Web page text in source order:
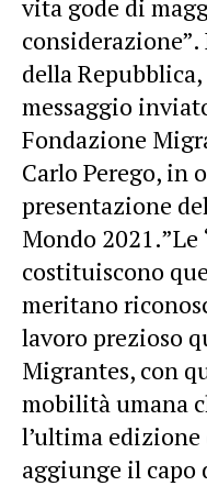
vita gode di
della
messaggio
Fondazione
Carlo Perego, in
presentazione
Mondo 2021.”Le
costituiscono
meritano
lavoro prezioso
Migrantes, con
mobilità umana
l’ultima edizione
aggiunge il capo